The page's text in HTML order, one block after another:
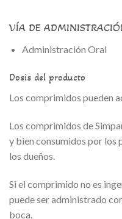
VÍA DE
Administración Oral
Dosis del producto
Los comprimidos pueden
Los comprimidos de
y bien consumidos por los
los dueños.
Si el comprimido no es
puede ser administrado
boca.